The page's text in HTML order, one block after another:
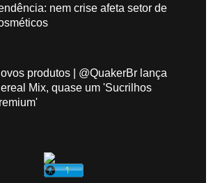
nem crise afeta setor de
produtos | @QuakerBr lança
Mix, quase um 'Sucrilhos